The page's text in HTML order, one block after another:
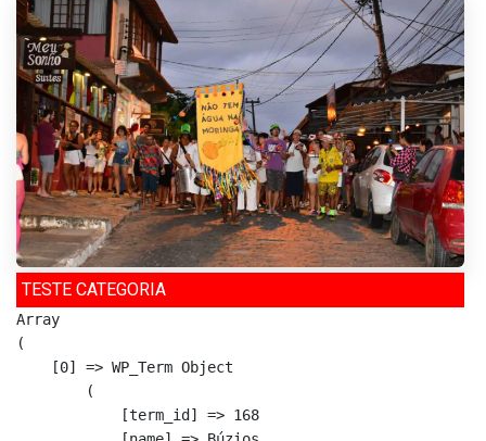
TESTE CATEGORIA
Array
(
    [0] => WP_Term Object
        (
            [term_id] => 168